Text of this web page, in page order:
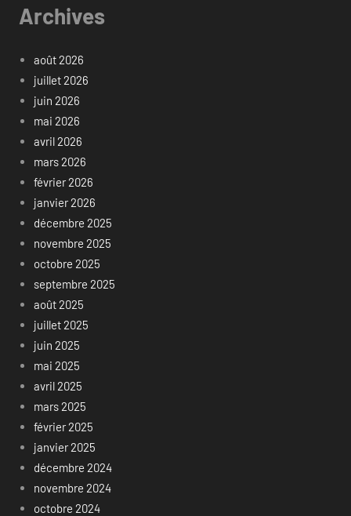
Archives
août 2026
juillet 2026
juin 2026
mai 2026
avril 2026
mars 2026
février 2026
janvier 2026
décembre 2025
novembre 2025
octobre 2025
septembre 2025
août 2025
juillet 2025
juin 2025
mai 2025
avril 2025
mars 2025
février 2025
janvier 2025
décembre 2024
novembre 2024
octobre 2024